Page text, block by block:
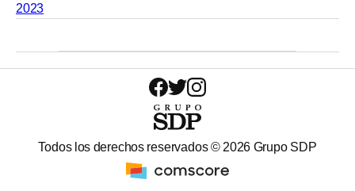
2023
Todos los derechos reservados © 2026 Grupo SDP